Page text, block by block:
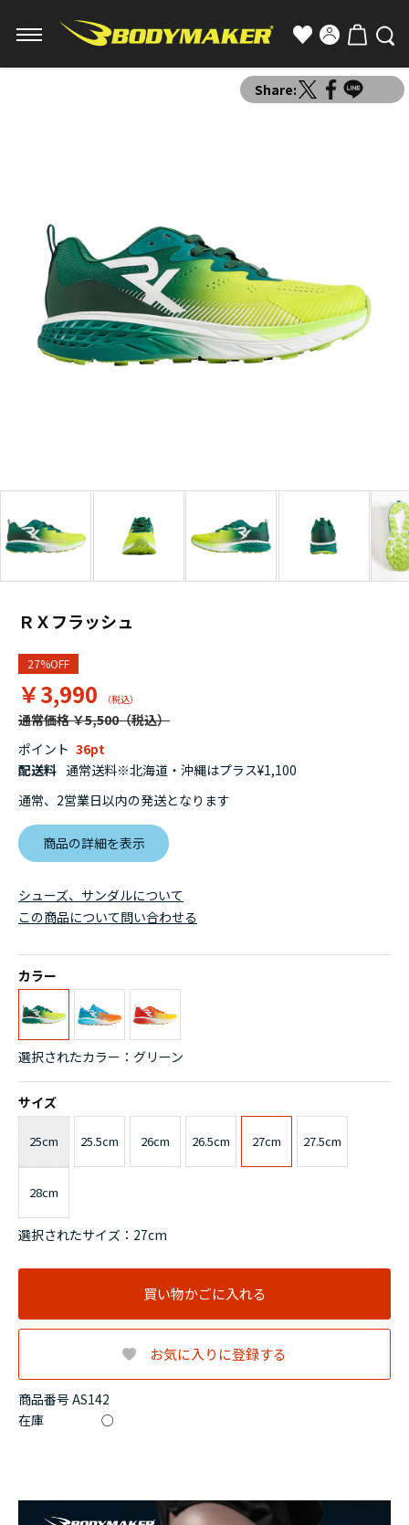
Share:
ＲＸフラッシュ
27%OFF
￥3,990
通常価格 ￥5,500
商品番号 AS142
ポイント 36
在庫 ○
配送料 通常送料※北海道・沖縄はプラス¥1,100
通常、2営業日以内の発送となります
商品の詳細を表示
シューズ、サンダルについて
カラー
選択されたカラー：グリーン
サイズ
25cm 25.5cm 26cm 26.5cm 27cm 27.5cm
28cm
選択されたサイズ：27cm
買い物かごに入れる
お気に入りに登録する
この商品について問い合わせる